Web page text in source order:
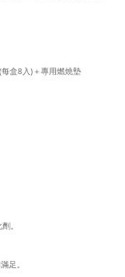
盒8入)＋專用燃燒墊
。
。